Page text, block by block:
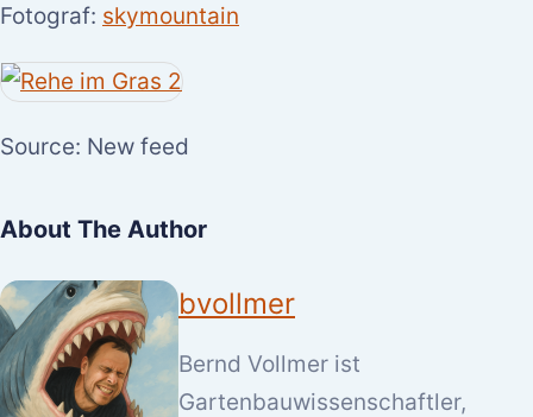
Fotograf: skymountain
Source: New feed
About The Author
bvollmer
Bernd Vollmer ist
Gartenbauwissenschaftler,